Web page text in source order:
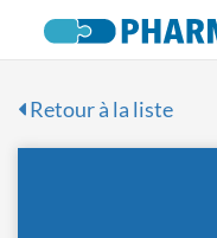
Retour à la liste